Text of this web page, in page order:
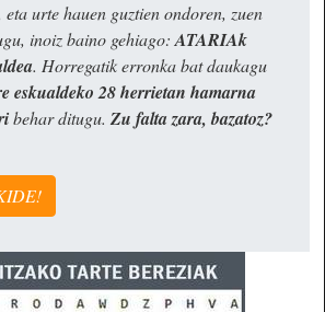
urte hauen guztien ondoren, zuen
inoiz baino gehiago:ATARIAk
. Horregatik erronka bat daukagu
eskualdeko 28 herrietan hamarna
behar ditugu. Zu falta zara, bazatoz?